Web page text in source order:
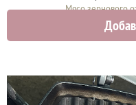
Мясо зернового